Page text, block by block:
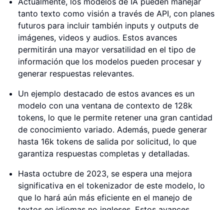
tanto texto como visión a través de API, con planes
futuros para incluir también inputs y outputs de
imágenes, videos y audios. Estos avances
permitirán una mayor versatilidad en el tipo de
información que los modelos pueden procesar y
generar respuestas relevantes.
Un ejemplo destacado de estos avances es un
modelo con una ventana de contexto de 128k
tokens, lo que le permite retener una gran cantidad
de conocimiento variado. Además, puede generar
hasta 16k tokens de salida por solicitud, lo que
garantiza respuestas completas y detalladas.
Hasta octubre de 2023, se espera una mejora
significativa en el tokenizador de este modelo, lo
que lo hará aún más eficiente en el manejo de